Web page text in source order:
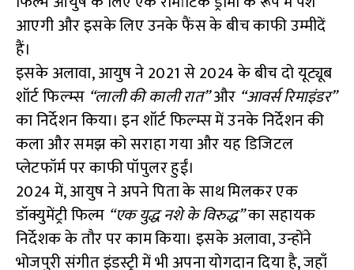
आएगी और इसके लिए उनके फैंस के बीच काफी उम्मीदें
हैं।
इसके अलावा, आयुष ने 2021 से 2024 के बीच दो यूट्यूब
शॉर्ट फिल्म्स “लाली की काली रात”और “आवर्स रिमाइंडर”
का निर्देशन किया। इन शॉर्ट फिल्म्स में उनके निर्देशन की
कला और समझ को सराहा गया और यह डिजिटल
प्लेटफॉर्म पर काफी पॉपुलर हुईं।
2024 में, आयुष ने अपने पिता के साथ मिलकर एक
डॉक्युमेंट्री फिल्म “एक युद्ध नशे के विरुद्ध”का सहायक
निर्देशक के तौर पर काम किया। इसके अलावा, उन्होंने
भोजपुरी संगीत इंडस्ट्री में भी अपना योगदान दिया है, जहाँ